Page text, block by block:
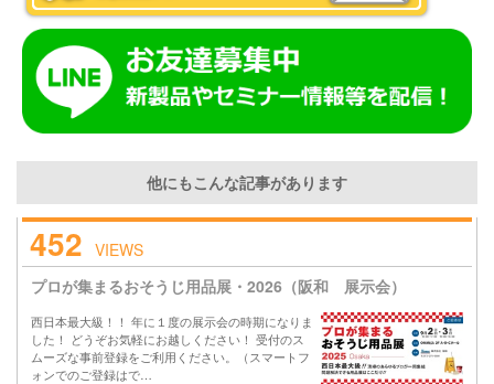
他にもこんな記事があります
452 VIEWS
プロが集まるおそうじ用品展・2026（阪和 展示会）
西日本最大級！！ 年に１度の展示会の時期になりま
した！ どうぞお気軽にお越しください！ 受付のス
ムーズな事前登録をご利用ください。（スマートフ
ォンでのご登録はで…